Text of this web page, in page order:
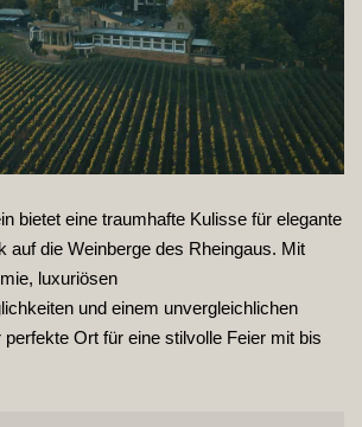
bietet eine traumhafte Kulisse für elegante
auf die Weinberge des Rheingaus. Mit
luxuriösen
und einem unvergleichlichen
Ort für eine stilvolle Feier mit bis